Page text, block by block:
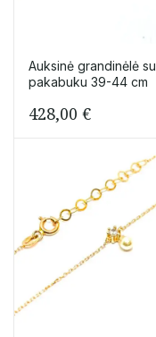
Auksinė grandinėlė su
pakabuku 39-44 cm
428,00 €